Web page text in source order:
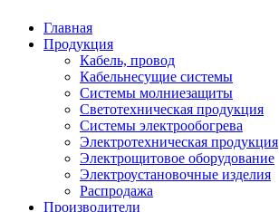
Главная
Продукция
Кабель, провод
Кабельнесущие системы
Системы молниезащиты
Светотехническая продукция
Системы электрообогрева
Электротехническая продукция
Электрощитовое оборудование
Электроустановочные изделия
Распродажа
Производители